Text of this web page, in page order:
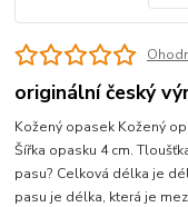
originální český
Kožený opasek Kožený
Šířka opasku 4 cm.
pasu? Celková délka je
pasu je délka, která je